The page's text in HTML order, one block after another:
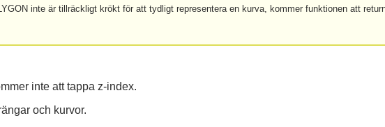
inte är tillräckligt krökt för att tydligt representera en kurva, kommer funktionen att
inte att tappa z-index.
och kurvor.